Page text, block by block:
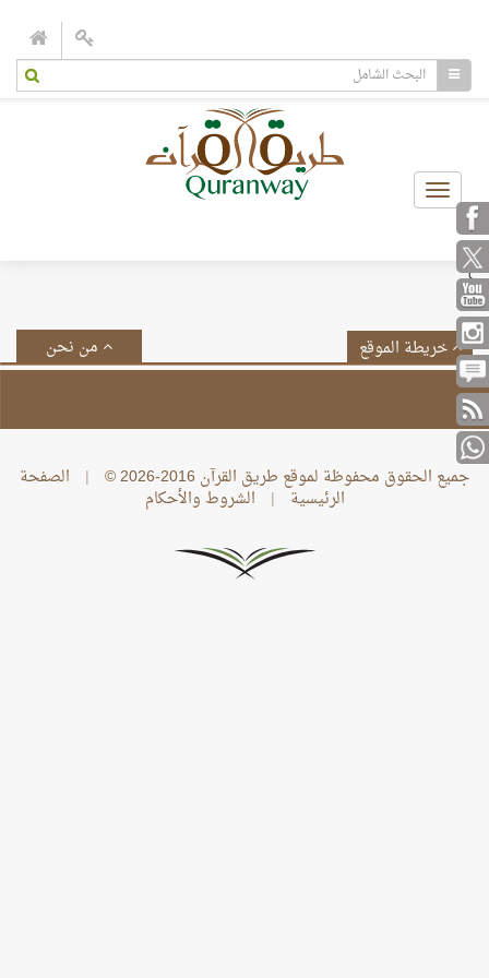
Toggle
navigation
}
من نحن خريطة الموقع
جميع الحقوق محفوظة لموقع طريق القرآن 2016-2026 © | الصفحة
الرئيسية | الشروط والأحكام